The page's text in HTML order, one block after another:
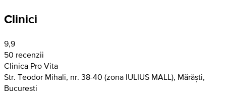
Clinici
9,9
50 recenzii
Clinica Pro Vita
Str. Teodor Mihali, nr. 38-40 (zona IULIUS MALL), Mărăști,
Bucuresti